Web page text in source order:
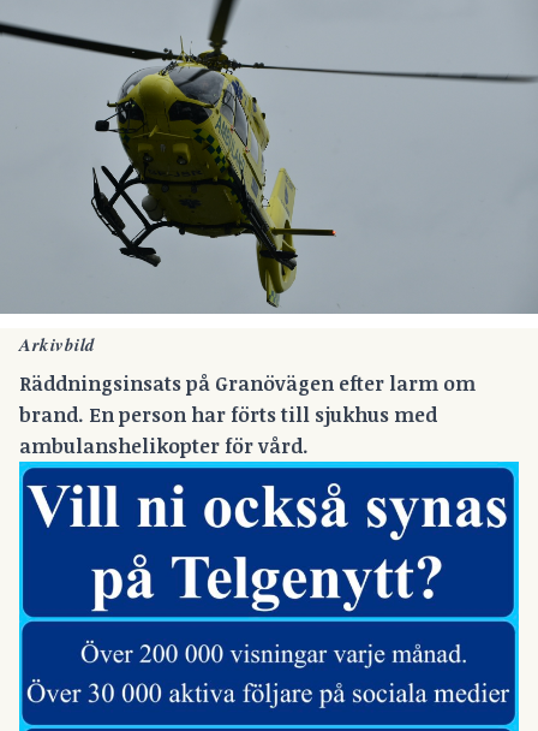
Arkivbild
Räddningsinsats på Granövägen efter larm om
brand. En person har förts till sjukhus med
ambulanshelikopter för vård.